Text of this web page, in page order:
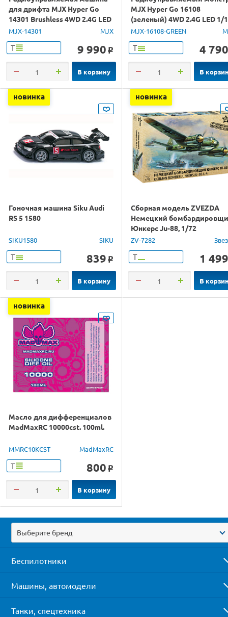
для дрифта MJX Hyper Go
14301 Brushless 4WD 2.4G LED
1/14 RTR
MJX-14301 MJX
Т 9 990 o
В корзину
MJX Hyper Go 16108
(зеленый) 4WD 2.4G LED 1/
RTR
MJX-16108-GREEN
Т 4 790
В
новинка
Гоночная машина Siku Audi
RS 5 1580
SIKU1580 SIKU
Т 839 o
В корзину
новинка
Сборная модель ZVEZDA
Немецкий
Юнкерс Ju-88, 1/72
ZV-7282
Т 1 499
В
новинка
Масло для дифференциалов
MadMaxRC 10000cst. 100ml.
MMRC10KCST MadMaxRC
Т 800 o
В корзину
Выберите бренд
Беспилотники
Машины, автомодели
Танки, спецтехника